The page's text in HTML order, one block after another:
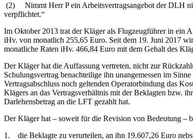
(2) Nimmt Herr P ein Arbeitsvertragsangebot der DLH
verpflichtet.“
Im Oktober 2013 trat der Kläger als Flugzeugführer in ein
iHv. von monatlich 255,65 Euro. Seit dem 19. Juni 2017
monatliche Raten iHv. 466,84 Euro mit dem Gehalt des
Der Kläger hat die Auffassung vertreten, nicht zur
Schulungsvertrag benachteilige ihn unangemessen im
Vertragsabschluss noch geltenden Operatorbindung das
Klägers an das Vertragsverhältnis mit der Beklagten bzw.
Darlehensbetrag an die LFT gezahlt hat.
Der Kläger hat – soweit für die Revision von Bedeutung –
1. die Beklagte zu verurteilen, an ihn 19.607,26 Euro